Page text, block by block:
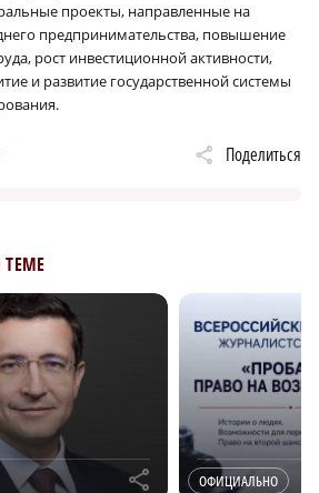
проекты, направленные на
предпринимательства, повышение
рост инвестиционной активности,
и развитие государственной системы
Поделиться
ТЕМЕ
r ОФИЦИАЛЬНО